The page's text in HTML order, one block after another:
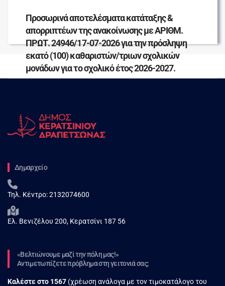
Προσωρινά αποτελέσματα κατάταξης &
απορριπτέων της ανακοίνωσης με ΑΡΙΘΜ.
ΠΡΩΤ. 24946/17-07-2026 για την πρόσληψη
εκατό (100) καθαριστών/τριων σχολικών
μονάδων για το σχολικό έτος 2026-2027.
Δημαρχείο
Τηλ. Κέντρο:2132074600
Ελ. Βενιζέλου 200, Κερατσίνι 187 56
«Βελτιώνουμε μαζί την πόλη μας!»
Αντιμετωπίζετε πρόβλημα στη γειτονιά σας;
Καλέστε στο 1567 (χρέωση ανάλογα με τον τιμοκατάλογο του